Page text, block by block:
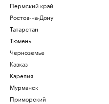
Пермский край
Ростов-на-Дону
Татарстан
Тюмень
Черноземье
Кавказ
Карелия
Мурманск
Приморский